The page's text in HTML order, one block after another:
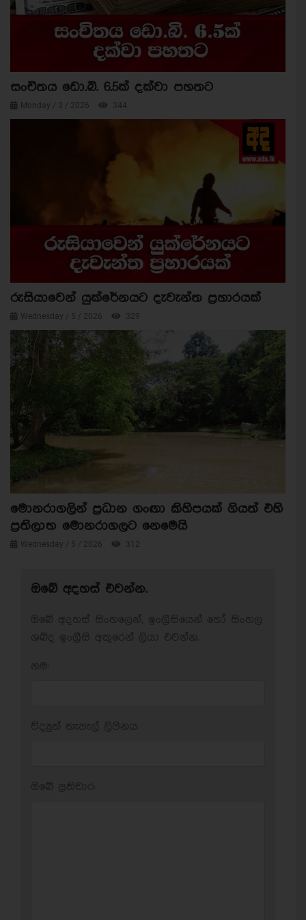
සංචිතය ඩො.බි. 6.5ක් දක්වා පහතට
Monday / 3 / 2026 344
රුසියාවෙන් යුක්රේනයට දැවැන්ත ප්‍රහාරයක්
Wednesday / 5 / 2026 329
මොනරාගලින් ප්‍රධාන ගංඟා කිහිපයක් ගියත් එහි
ප්‍රතිලාභ මොනරාගලට නෙමෙයි
Wednesday / 5 / 2026 312
ඔබේ අදහස් එවන්න.